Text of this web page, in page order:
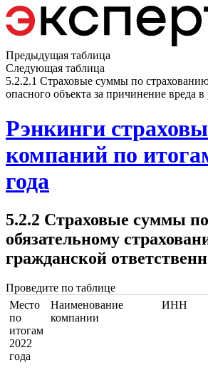
Предыдущая таблица
Следующая таблица
5.2.2.1 Страховые суммы по страхованию
опасного объекта за причинение вреда в
Рэнкинги
компаний по
года
5.2.2 Страховые суммы по
обязательному
гражданской
Проведите по таблице
Место
по
итогам
2022
года
Наименование
компании
ИНН